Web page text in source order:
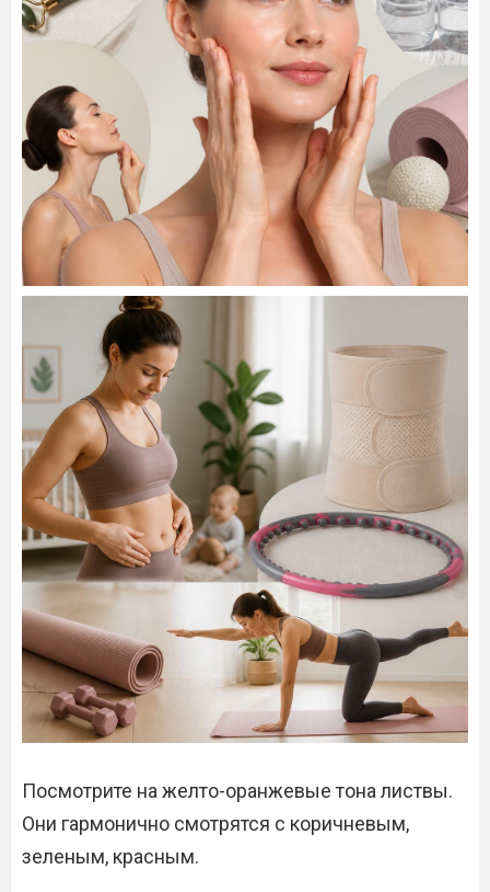
Посмотрите на желто-оранжевые тона листвы.
Они гармонично смотрятся с коричневым,
зеленым, красным.